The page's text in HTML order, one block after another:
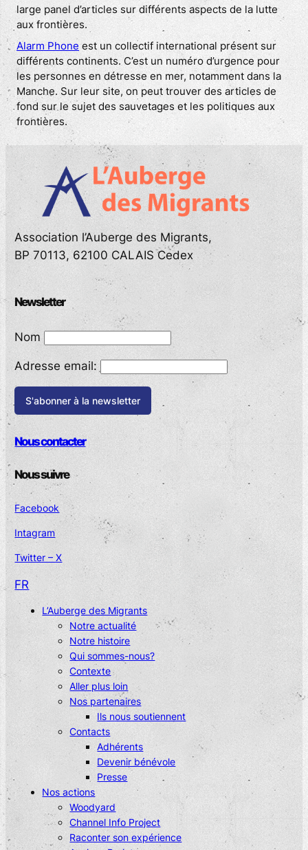
large panel d’articles sur différents aspects de la lutte
aux frontières.
Alarm Phoneest un collectif international présent sur
différents continents. C’est un numéro d’urgence pour
les personnes en détresse en mer, notamment dans la
Manche. Sur leur site, on peut trouver des articles de
fond sur le sujet des sauvetages et les politiques aux
frontières.
Association l’Auberge des Migrants,
BP 70113, 62100 CALAIS Cedex
Newsletter
Nom
Adresse email:
Nous contacter
Nous suivre
Facebook
Intagram
Twitter – X
FR
L’Auberge des Migrants
Notre actualité
Notre histoire
Qui sommes-nous?
Contexte
Aller plus loin
Nos partenaires
Ils nous soutiennent
Contacts
Adhérents
Devenir bénévole
Presse
Nos actions
Woodyard
Channel Info Project
Raconter son expérience